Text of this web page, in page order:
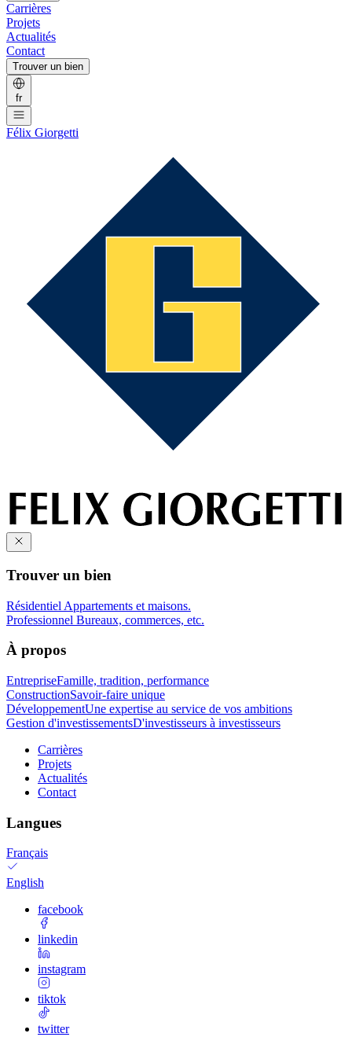
Carrières
Projets
Actualités
Contact
Trouver un bien
fr
Félix Giorgetti
Trouver un bien
Résidentiel Appartements et maisons.
Professionnel Bureaux, commerces, etc.
À propos
EntrepriseFamille, tradition, performance
ConstructionSavoir-faire unique
DéveloppementUne expertise au service de vos ambitions
Gestion d'investissementsD'investisseurs à investisseurs
Carrières
Projets
Actualités
Contact
Langues
Français
English
facebook
linkedin
instagram
tiktok
twitter